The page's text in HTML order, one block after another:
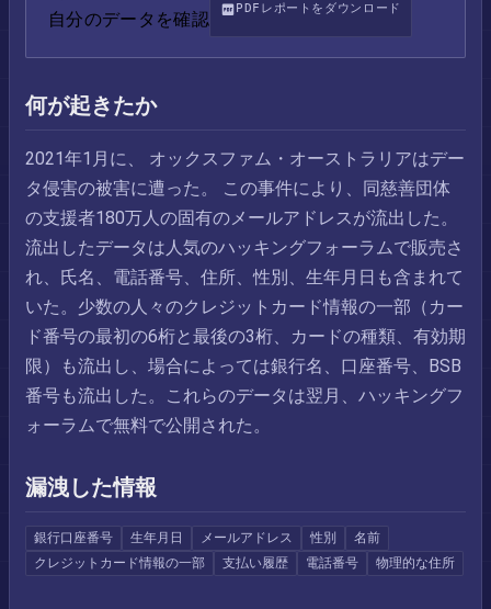
自分のデータを確認
PDFレポートをダウンロード
何が起きたか
2021年1月に、 オックスファム・オーストラリアはデー
タ侵害の被害に遭った。 この事件により、同慈善団体
の支援者180万人の固有のメールアドレスが流出した。
流出したデータは人気のハッキングフォーラムで販売さ
れ、氏名、電話番号、住所、性別、生年月日も含まれて
いた。少数の人々のクレジットカード情報の一部（カー
ド番号の最初の6桁と最後の3桁、カードの種類、有効期
限）も流出し、場合によっては銀行名、口座番号、BSB
番号も流出した。これらのデータは翌月、ハッキングフ
ォーラムで無料で公開された。
漏洩した情報
銀行口座番号 生年月日 メールアドレス 性別
名前
クレジットカード情報の一部
支払い履歴 電話番号 物理的な住所